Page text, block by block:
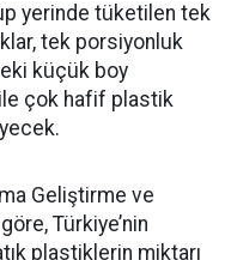
yerinde tüketilen tek
tek porsiyonluk
küçük boy
çok hafif plastik
Geliştirme ve
Türkiye’nin
plastiklerin miktarı